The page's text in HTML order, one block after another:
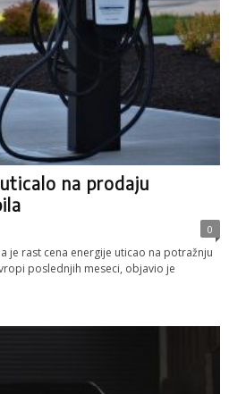
na prodaju
0
je rast cena energije uticao na potražnju
poslednjih meseci, objavio je